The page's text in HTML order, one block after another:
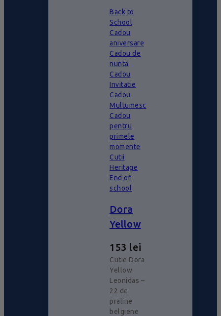
Back to
School
Cadou
aniversare
Cadou de
nunta
Cadou
Invitatie
Cadou
Multumesc
Cadou
pentru
primele
momente
Cutii
Heritage
End of
school
Dora
Yellow
153 lei
Cutie Dora
Yellow
Leonidas –
22 de
praline
belgiene